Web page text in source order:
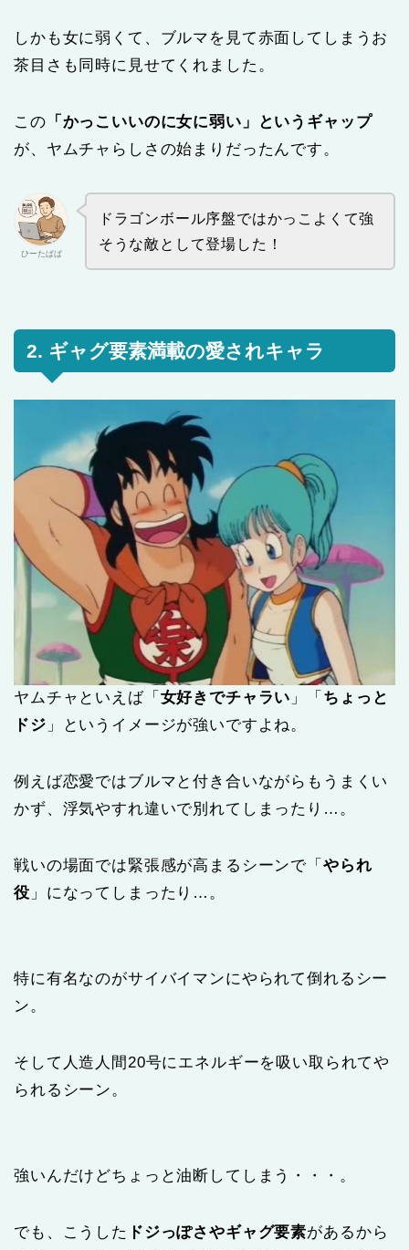
しかも女に弱くて、ブルマを見て赤面してしまうお
茶目さも同時に見せてくれました。
この 「かっこいいのに女に弱い」というギャップ
が、ヤムチャらしさの始まりだったんです。
ひーたぱぱ
ドラゴンボール序盤ではかっこよくて強
そうな敵として登場した！
2. ギャグ要素満載の愛されキャラ
ヤムチャといえば「 女好きでチャラい 」「 ちょっと
ドジ 」というイメージが強いですよね。
例えば恋愛ではブルマと付き合いながらもうまくい
かず、浮気やすれ違いで別れてしまったり…。
戦いの場面では緊張感が高まるシーンで「 やられ
役 」になってしまったり…。
特に有名なのがサイバイマンにやられて倒れるシー
ン。
そして人造人間20号にエネルギーを吸い取られてや
られるシーン。
強いんだけどちょっと油断してしまう・・・。
でも、こうした ドジっぽさやギャグ要素があるから